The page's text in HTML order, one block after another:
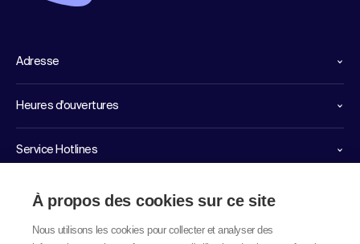
Adresse
Heures d'ouvertures
Service Hotlines
Liens importants
À propos des cookies sur ce site
Nous utilisons les cookies pour collecter et analyser des